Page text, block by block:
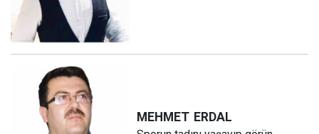
MEHMET ERDAL